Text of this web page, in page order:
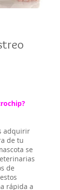
adquirir
de tu
se
de
rápida a